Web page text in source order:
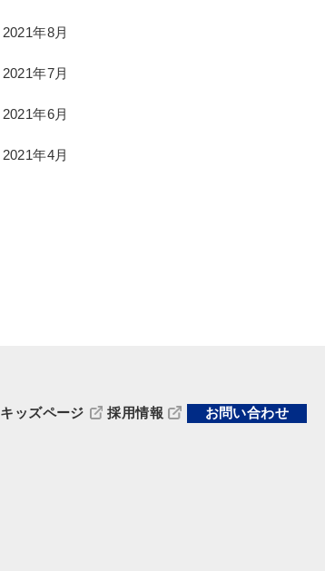
2021年8月
2021年7月
2021年6月
2021年4月
キッズページ 採用情報 お問い合わせ